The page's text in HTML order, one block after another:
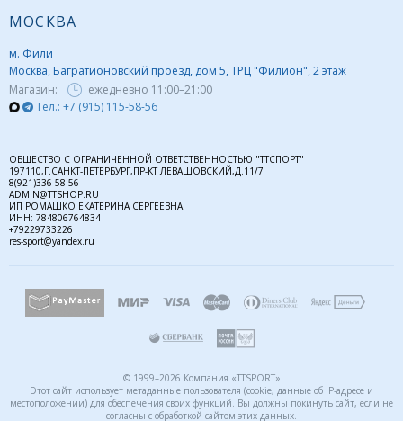
МОСКВА
м. Фили
Москва, Багратионовский проезд, дом 5, ТРЦ "Филион", 2 этаж
Магазин:
ежедневно 11:00–21:00
Тел.: +7 (915) 115-58-56
ОБЩЕСТВО С ОГРАНИЧЕННОЙ ОТВЕТСТВЕННОСТЬЮ "ТТСПОРТ"
197110,Г.САНКТ-ПЕТЕРБУРГ,ПР-КТ ЛЕВАШОВСКИЙ,Д.11/7
8(921)336-58-56
ADMIN@TTSHOP.RU
ИП РОМАШКО ЕКАТЕРИНА СЕРГЕЕВНА
ИНН: 784806764834
+79229733226
res-sport@yandex.ru
© 1999–2026 Компания «TTSPORT»
Этот сайт использует метаданные пользователя (cookie, данные об IP-адресе и
местоположении) для обеспечения своих функций. Вы должны покинуть сайт, если не
согласны с обработкой сайтом этих данных.